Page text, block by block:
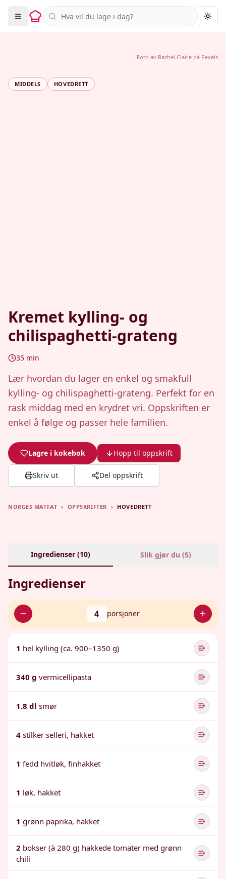
Søk i oppskrifter
MIDDELS HOVEDRETT
Kremet kylling- og
chilispaghetti-grateng
35 min
Lær hvordan du lager en enkel og smakfull
kylling- og chilispaghetti-grateng. Perfekt for en
rask middag med en krydret vri. Oppskriften er
enkel å følge og passer hele familien.
Lagre i kokebok Hopp til oppskrift
Skriv ut Del oppskrift
Foto av Rachel Claire på Pexels
NORGES MATFAT › OPPSKRIFTER › HOVEDRETT
Ingredienser (10) Slik gjør du (5)
Ingredienser
4 porsjoner
1 hel kylling (ca. 900–1350 g)
340 g vermicellipasta
1.8 dl smør
4 stilker selleri, hakket
1 fedd hvitløk, finhakket
1 løk, hakket
1 grønn paprika, hakket
2 bokser (à 280 g) hakkede tomater med grønn
chili